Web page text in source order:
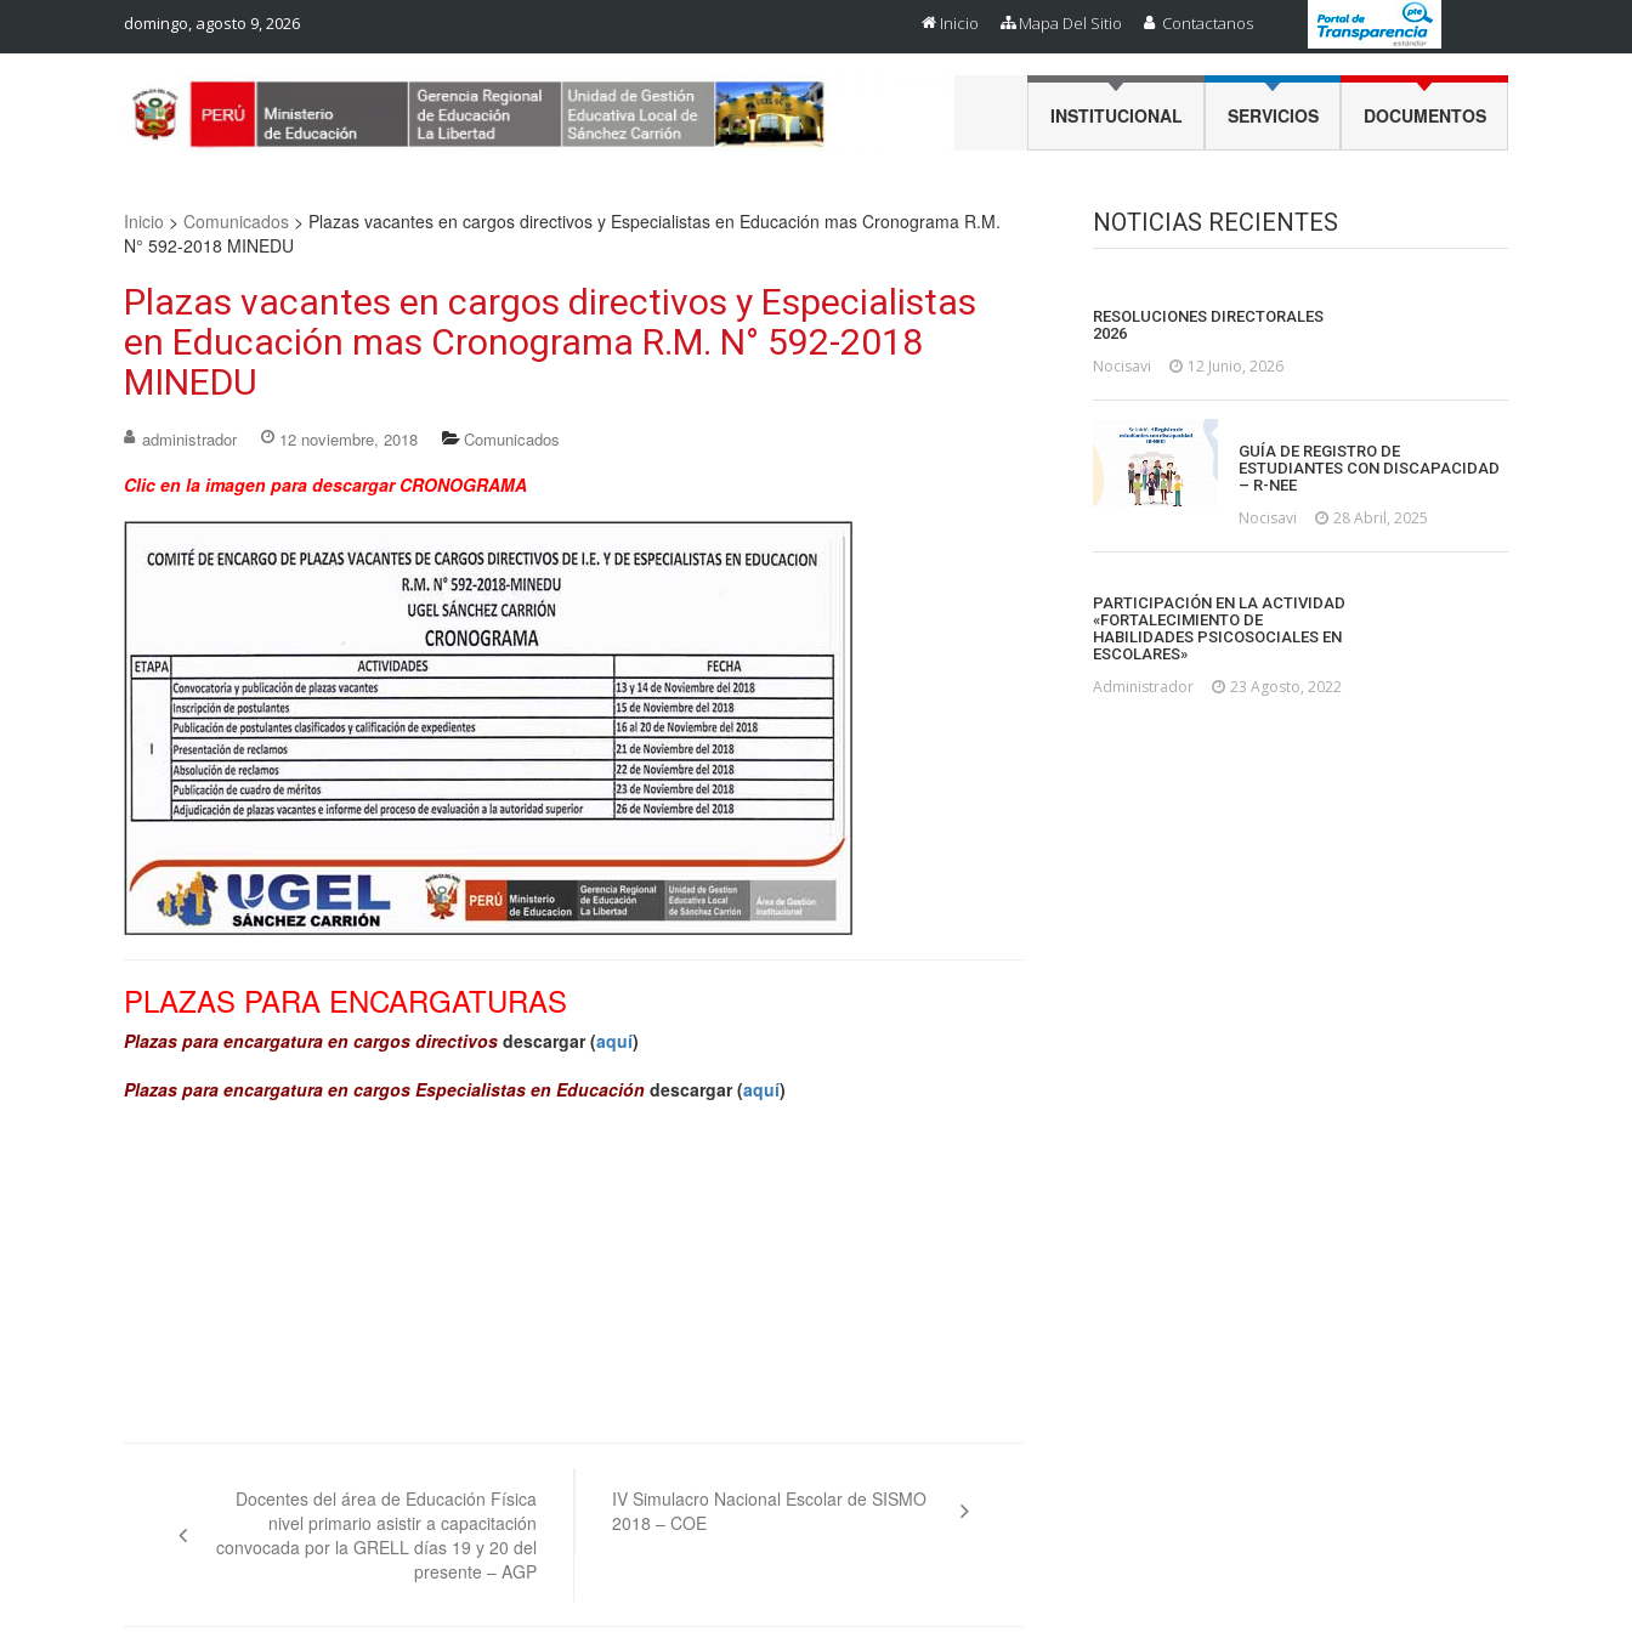
domingo, agosto 9, 2026 Inicio Mapa Del Sitio Contactanos
INSTITUCIONAL SERVICIOS DOCUMENTOS
Inicio > Comunicados > Plazas vacantes en cargos directivos y Especialistas en Educación mas Cronograma R.M.
N° 592-2018 MINEDU
Plazas vacantes en cargos directivos y Especialistas
en Educación mas Cronograma R.M. N° 592-2018
MINEDU
administrador 12 noviembre, 2018 Comunicados
Clic en la imagen para descargar CRONOGRAMA
PLAZAS PARA ENCARGATURAS
Plazas para encargatura en cargos directivos descargar (aquí)
Plazas para encargatura en cargos Especialistas en Educación descargar (aquí)
entradas
Docentes del área de Educación Física
nivel primario asistir a capacitación
convocada por la GRELL días 19 y 20 del
presente – AGP
IV Simulacro Nacional Escolar de SISMO
2018 – COE
NOTICIAS RECIENTES
RESOLUCIONES DIRECTORALES
2026
Nocisavi 12 Junio, 2026
GUÍA DE REGISTRO DE
ESTUDIANTES CON DISCAPACIDAD
– R-NEE
Nocisavi 28 Abril, 2025
PARTICIPACIÓN EN LA ACTIVIDAD
«FORTALECIMIENTO DE
HABILIDADES PSICOSOCIALES EN
ESCOLARES»
Administrador 23 Agosto, 2022